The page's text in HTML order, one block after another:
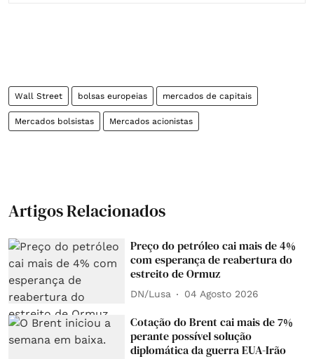
Wall Street bolsas europeias mercados de capitais
Mercados bolsistas Mercados acionistas
Artigos Relacionados
Preço do petróleo cai mais de 4%
com esperança de reabertura do
estreito de Ormuz
DN/Lusa 04 Agosto 2026
Cotação do Brent cai mais de 7%
perante possível solução
diplomática da guerra EUA-Irão